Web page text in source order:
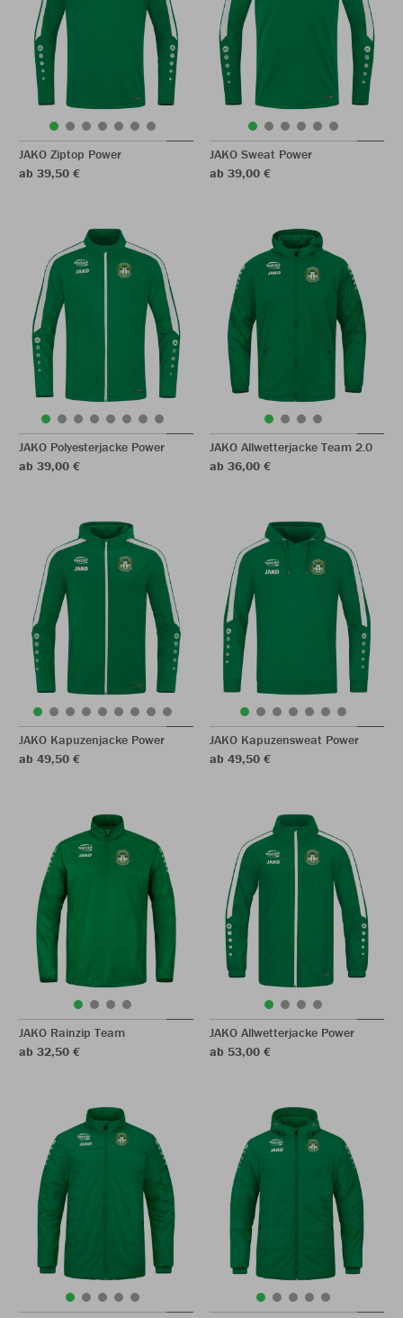
JAKO Ziptop Power
ab 39,50 €
JAKO Sweat Power
ab 39,00 €
JAKO Polyesterjacke Power
ab 39,00 €
JAKO Allwetterjacke Team 2.0
ab 36,00 €
JAKO Kapuzenjacke Power
ab 49,50 €
JAKO Kapuzensweat Power
ab 49,50 €
JAKO Rainzip Team
ab 32,50 €
JAKO Allwetterjacke Power
ab 53,00 €